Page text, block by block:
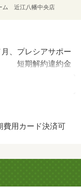
ム 近江八幡中央店
、プレシアサポー
短期解約違約金
以上２年未満）・
インシュア利用必
０００円～・無
すすめです。・バ
費用カード決済可